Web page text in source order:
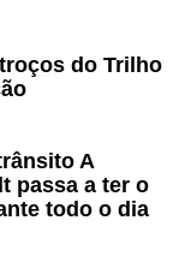
do Trilho
A
passa a ter o
todo o dia